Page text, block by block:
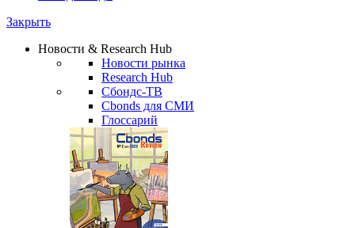
Watchlist
Сбондс Люди
Новости & Research Hub
Новости рынка
Research Hub
Сбондс-ТВ
Cbonds для СМИ
Глоссарий